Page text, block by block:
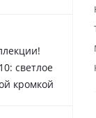
светлое
кромкой